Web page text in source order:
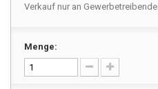
Verkauf nur an Gewerbetreibende.
Menge: